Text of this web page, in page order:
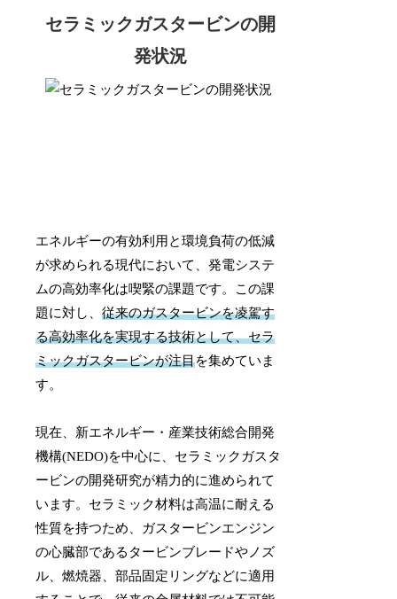
セラミックガスタービンの開
発状況
エネルギーの有効利用と環境負荷の低減
が求められる現代において、発電システ
ムの高効率化は喫緊の課題です。この課
題に対し、従来のガスタービンを凌駕す
る高効率化を実現する技術として、セラ
ミックガスタービンが注目を集めていま
す。
現在、新エネルギー・産業技術総合開発
機構(NEDO)を中心に、セラミックガスタ
ービンの開発研究が精力的に進められて
います。セラミック材料は高温に耐える
性質を持つため、ガスタービンエンジン
の心臓部であるタービンブレードやノズ
ル、燃焼器、部品固定リングなどに適用